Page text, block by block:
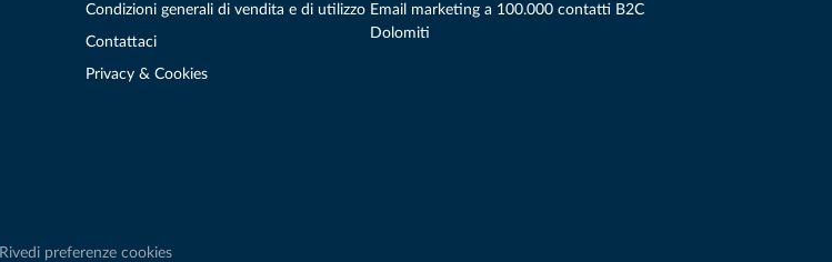
Condizioni generali di vendita e di utilizzo
Contattaci
Privacy & Cookies
Email marketing a 100.000 contatti B2C
Dolomiti
Rivedi preferenze cookies